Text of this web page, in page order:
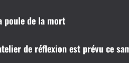
poule de la mort
de réflexion est prévu ce